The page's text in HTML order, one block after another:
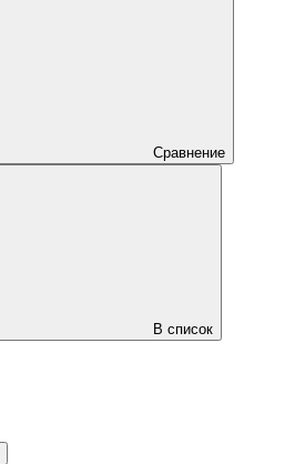
Сравнение
В список